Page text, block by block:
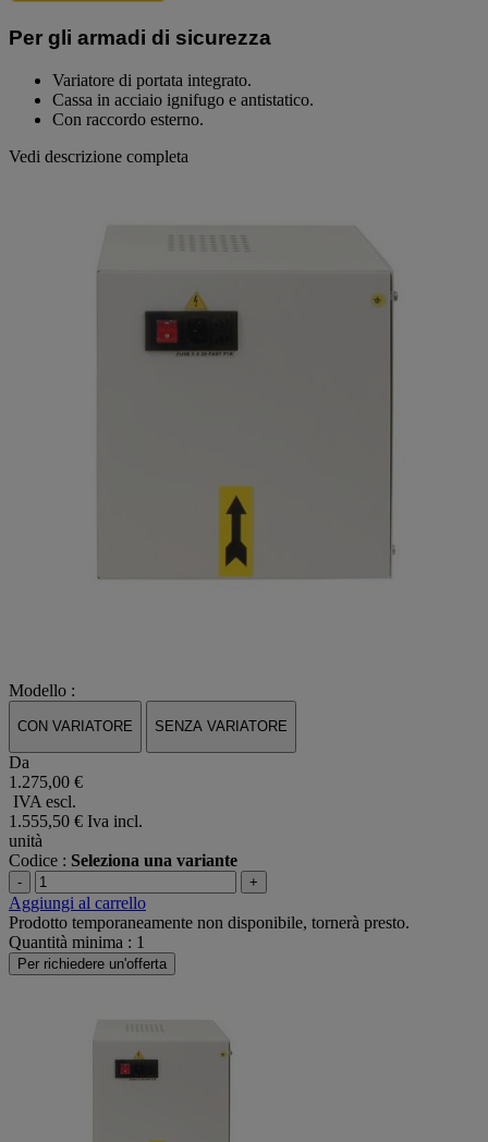
alla
pagina.
Per gli armadi di sicurezza
Variatore di portata integrato.
Cassa in acciaio ignifugo e antistatico.
Con raccordo esterno.
Vedi descrizione completa
Modello :
CON VARIATORE SENZA VARIATORE
Da
1.275,00 €
IVA escl.
1.555,50 € Iva incl.
unità
Codice : Seleziona una variante
- +
Aggiungi al carrello
Prodotto temporaneamente non disponibile, tornerà presto.
Quantità minima : 1
Per richiedere un'offerta